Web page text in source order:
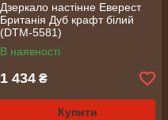
Дзеркало настінне Еверест
Британія Дуб крафт білий
(DTM-5581)
В наявності
1 434 ₴
Купити